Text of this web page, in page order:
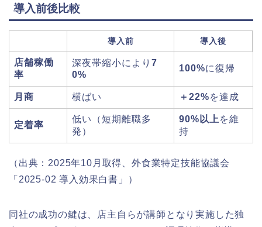
導入前後比較
導入前 導入後
店舗稼働
率
深夜帯縮小により 7
0%
100%に復帰
月商 横ばい ＋22%を達成
定着率
低い（短期離職多
発）
90%以上を維
持
（出典：2025年10月取得、外食業特定技能協議会
「2025-02 導入効果白書」）
同社の成功の鍵は、店主自らが講師となり実施した独